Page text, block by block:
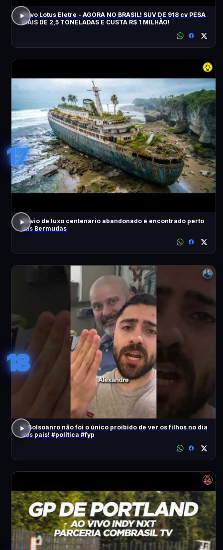
Novo Lotus Eletre - AGORA NO BRASIL! SUV DE 918 cv PESA
MAIS DE 2,5 TONELADAS E CUSTA R$ 1 MILHÃO!
17
Navio de luxo centenário abandonado é encontrado perto
das Bermudas
18
O Bolsoanro não foi o único proibido de ver os filhos no dia
dos pais! #política #fyp